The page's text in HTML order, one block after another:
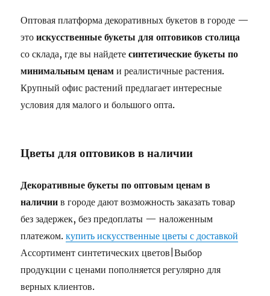
Оптовая платформа декоративных букетов в городе —
этоискусственные букеты для оптовиков столица
со склада, где вы найдетесинтетические букеты по
минимальным ценам и реалистичные растения.
Крупный офис растений предлагает интересные
условия для малого и большого опта.
Цветы для оптовиков в наличии
Декоративные букеты по оптовым ценам в
наличии в городе дают возможность заказать товар
без задержек, без предоплаты — наложенным
платежом.купить искусственные цветы с доставкой
Ассортимент синтетических цветов|Выбор
продукции с ценами пополняется регулярно для
верных клиентов.